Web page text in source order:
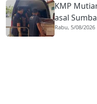
KMP
asal
ke Agam
Rabu, 5/08/2026